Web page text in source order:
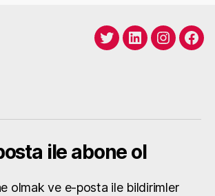
TwitterLinkedIn
ile abone ol
olmak ve e-posta ile bildirimler